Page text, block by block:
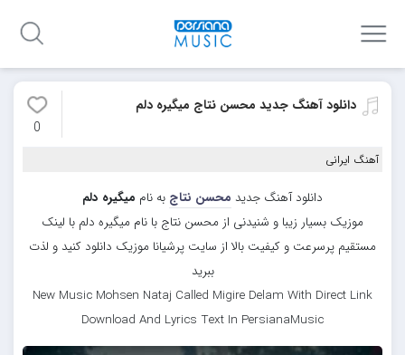
دانلود آهنگ جدید محسن نتاج میگیره دلم
0
آهنگ ایرانی
دانلود آهنگ جدید محسن نتاج به نام میگیره دلم
موزیک بسیار زیبا و شنیدنی از محسن نتاج با نام میگیره دلم با لینک
مستقیم پرسرعت و کیفیت بالا از سایت پرشیانا موزیک دانلود کنید و لذت
ببرید
New Music Mohsen Nataj Called Migire Delam With Direct Link
Download And Lyrics Text In PersianaMusic